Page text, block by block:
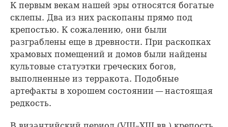
К первым векам нашей эры относятся богатые
склепы. Два из них раскопаны прямо под
крепостью. К сожалению, они были
разграблены еще в древности. При раскопках
храмовых помещений и домов были найдены
культовые статуэтки греческих богов,
выполненные из терракота. Подобные
артефакты в хорошем состоянии — настоящая
редкость.